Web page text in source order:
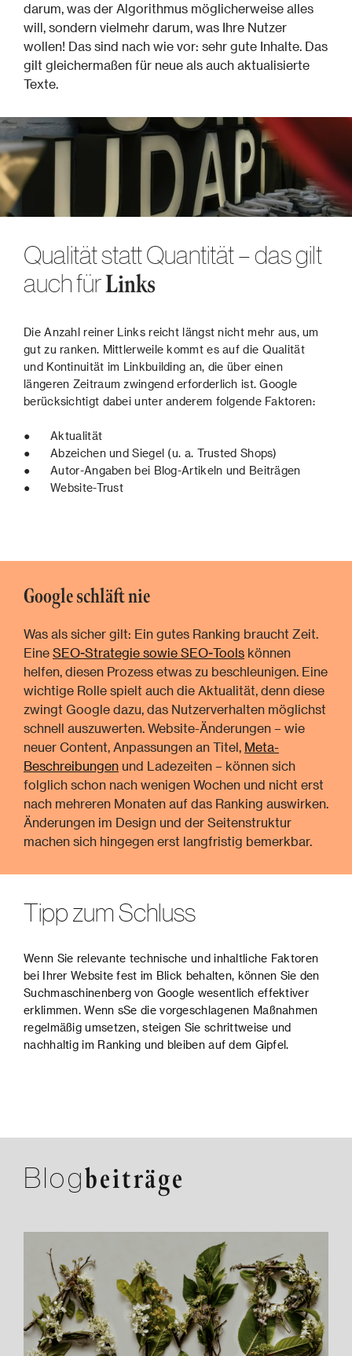
darum, was der Algorithmus möglicherweise alles
will, sondern vielmehr darum, was Ihre Nutzer
wollen! Das sind nach wie vor: sehr gute Inhalte. Das
gilt gleichermaßen für neue als auch aktualisierte
Texte.
Qualität statt Quantität – das gilt
auch fürLinks
Die Anzahl reiner Links reicht längst nicht mehr aus, um
gut zu ranken. Mittlerweile kommt es auf die Qualität
und Kontinuität im Linkbuilding an, die über einen
längeren Zeitraum zwingend erforderlich ist. Google
berücksichtigt dabei unter anderem folgende Faktoren:
● Aktualität
● Abzeichen und Siegel (u. a. Trusted Shops)
● Autor-Angaben bei Blog-Artikeln und Beiträgen
● Website-Trust
Google schläft nie
Was als sicher gilt: Ein gutes Ranking braucht Zeit.
Eine SEO-Strategie sowie SEO-Tools können
helfen, diesen Prozess etwas zu beschleunigen. Eine
wichtige Rolle spielt auch die Aktualität, denn diese
zwingt Google dazu, das Nutzerverhalten möglichst
schnell auszuwerten. Website-Änderungen – wie
neuer Content, Anpassungen an Titel, Meta-
Beschreibungen und Ladezeiten – können sich
folglich schon nach wenigen Wochen und nicht erst
nach mehreren Monaten auf das Ranking auswirken.
Änderungen im Design und der Seitenstruktur
machen sich hingegen erst langfristig bemerkbar.
Tipp zum Schluss
Wenn Sie relevante technische und inhaltliche Faktoren
bei Ihrer Website fest im Blick behalten, können Sie den
Suchmaschinenberg von Google wesentlich effektiver
erklimmen. Wenn sSe die vorgeschlagenen Maßnahmen
regelmäßig umsetzen, steigen Sie schrittweise und
nachhaltig im Ranking und bleiben auf dem Gipfel.
Blogbeiträge